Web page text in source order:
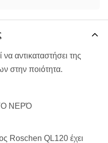
αντικαταστήσει της
στην ποιότητα.
ΝΕΡΌ
Roschen QL120 έχει